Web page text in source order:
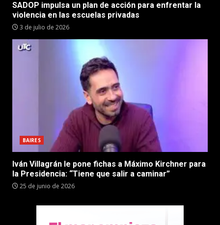
SADOP impulsa un plan de acción para enfrentar la
violencia en las escuelas privadas
3 de julio de 2026
BAIRES
Iván Villagrán le pone fichas a Máximo Kirchner para
la Presidencia: “Tiene que salir a caminar”
25 de junio de 2026